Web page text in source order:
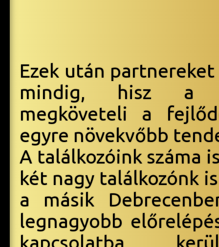
Ezek után
mindig, hisz a
megköveteli a
egyre növekvőbb
A találkozóink száma
két nagy találkozónk
a másik
legnagyobb
kapcsolatba